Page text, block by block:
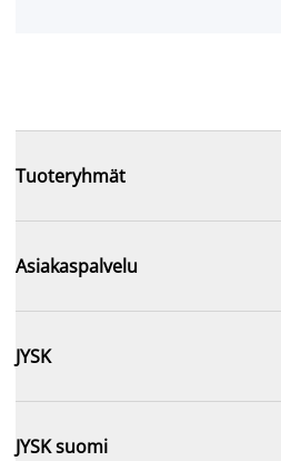
Tuoteryhmät
Asiakaspalvelu
JYSK
JYSK suomi